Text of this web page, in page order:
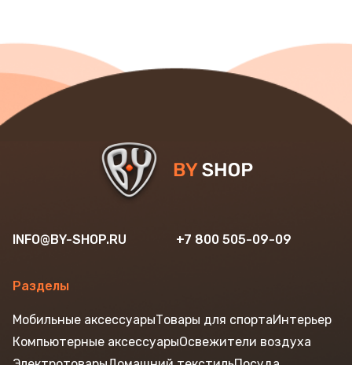
INFO@BY-SHOP.RU +7 800 505-09-09
Разделы
Мобильные аксессуарыТовары для спортаИнтерьер
Компьютерные аксессуарыОсвежители воздуха